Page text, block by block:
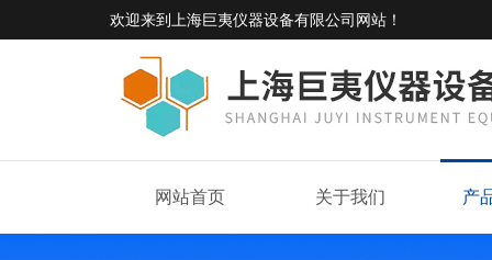
欢迎来到 上海巨夷仪器设备有限公司网站 ！
网站首页 关于我们 产